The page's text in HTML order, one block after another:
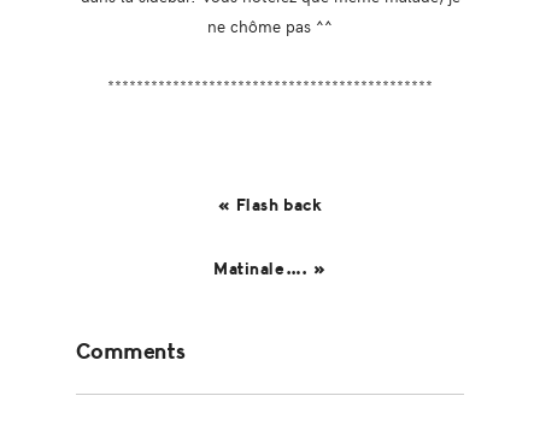
ne chôme pas ^^
*********************************************
« Flash back
Matinale…. »
Interactions
Comments